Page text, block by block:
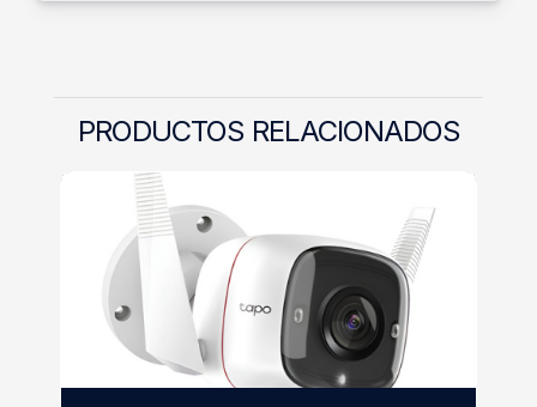
PRODUCTOS RELACIONADOS